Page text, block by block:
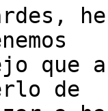
que
de